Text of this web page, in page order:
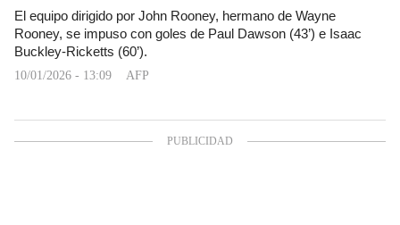
El equipo dirigido por John Rooney, hermano de Wayne
Rooney, se impuso con goles de Paul Dawson (43’) e Isaac
Buckley-Ricketts (60’).
10/01/2026 - 13:09 AFP